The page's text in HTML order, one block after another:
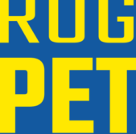
ženy v